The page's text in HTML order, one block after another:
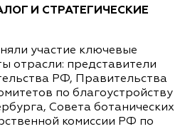
И СТРАТЕГИЧЕСКИЕ
участие ключевые
отрасли: представители
РФ, Правительства
по благоустройству
Совета ботанических
комиссии РФ по